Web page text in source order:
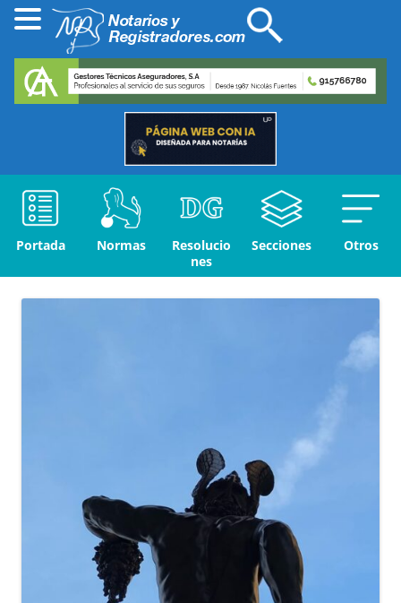
Portada Normas
Resolucio
nes
Secciones Otros